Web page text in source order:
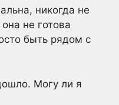
никогда не
не готова
быть рядом с
Могу ли я